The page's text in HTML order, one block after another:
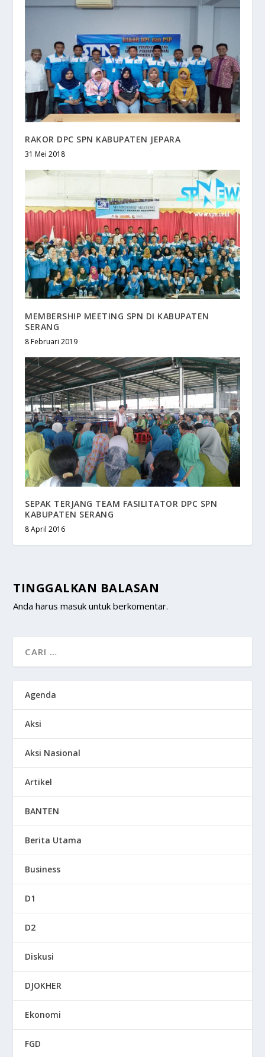
RAKOR DPC SPN KABUPATEN JEPARA
31 Mei 2018
MEMBERSHIP MEETING SPN DI KABUPATEN
SERANG
8 Februari 2019
SEPAK TERJANG TEAM FASILITATOR DPC SPN
KABUPATEN SERANG
8 April 2016
TINGGALKAN BALASAN
Anda harusmasuk untuk berkomentar.
Agenda
Aksi
Aksi Nasional
Artikel
BANTEN
Berita Utama
Business
D1
D2
Diskusi
DJOKHER
Ekonomi
FGD